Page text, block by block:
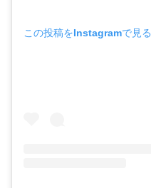
この投稿をInstagramで見る